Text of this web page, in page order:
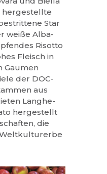
hergestellte
Star
weiße Alba-
Risotto
Fleisch in
Gaumen
der DOC-
aus
Langhe-
hergestellt
die
Weltkulturerbe